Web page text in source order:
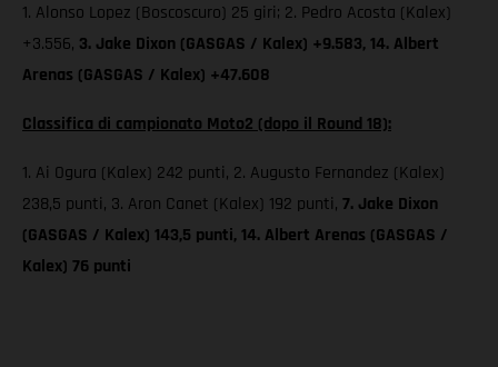
1. Alonso Lopez (Boscoscuro) 25 giri; 2. Pedro Acosta (Kalex)
+3.556, 3. Jake Dixon (GASGAS / Kalex) +9.583, 14. Albert
Arenas (GASGAS / Kalex) +47.608
Classifica di campionato Moto2 (dopo il Round 18):
1. Ai Ogura (Kalex) 242 punti, 2. Augusto Fernandez (Kalex)
238,5 punti, 3. Aron Canet (Kalex) 192 punti, 7. Jake Dixon
(GASGAS / Kalex) 143,5 punti, 14. Albert Arenas (GASGAS /
Kalex) 76 punti